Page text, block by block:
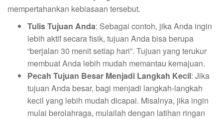
mempertahankan kebiasaan tersebut.
Tulis Tujuan Anda: Sebagai contoh, jika Anda ingin
lebih aktif secara fisik, tujuan Anda bisa berupa
“berjalan 30 menit setiap hari”. Tujuan yang terukur
membuat Anda lebih mudah memantau kemajuan.
Pecah Tujuan Besar Menjadi Langkah Kecil: Jika
tujuan Anda besar, bagi menjadi langkah-langkah
kecil yang lebih mudah dicapai. Misalnya, jika ingin
mulai berolahraga, mulailah dengan latihan ringan